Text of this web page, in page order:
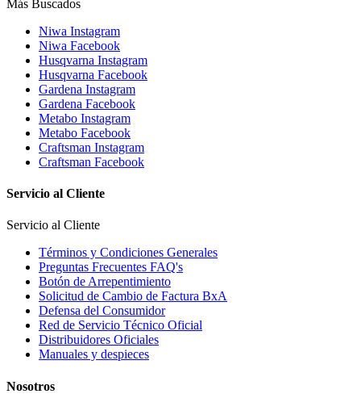
Más Buscados
Niwa Instagram
Niwa Facebook
Husqvarna Instagram
Husqvarna Facebook
Gardena Instagram
Gardena Facebook
Metabo Instagram
Metabo Facebook
Craftsman Instagram
Craftsman Facebook
Servicio al Cliente
Servicio al Cliente
Términos y Condiciones Generales
Preguntas Frecuentes FAQ's
Botón de Arrepentimiento
Solicitud de Cambio de Factura BxA
Defensa del Consumidor
Red de Servicio Técnico Oficial
Distribuidores Oficiales
Manuales y despieces
Nosotros